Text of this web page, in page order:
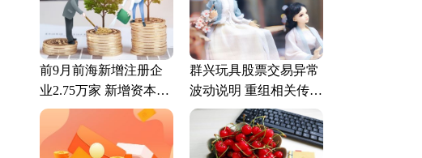
前9月前海新增注册企
业2.75万家 新增资本32
94.1亿元
群兴玩具股票交易异常
波动说明 重组相关传闻
不属实